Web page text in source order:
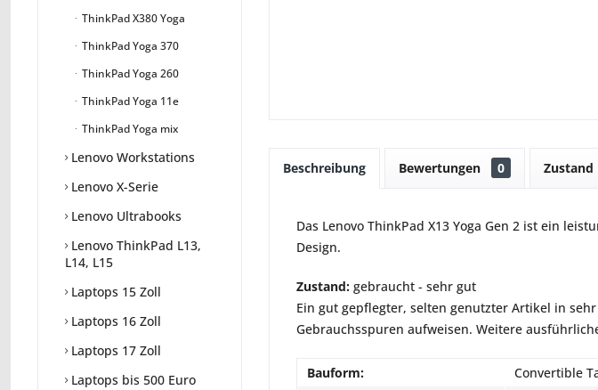
ThinkPad X380 Yoga
ThinkPad Yoga 370
ThinkPad Yoga 260
ThinkPad Yoga 11e
ThinkPad Yoga mix
Lenovo Workstations
Lenovo X-Serie
Lenovo Ultrabooks
Lenovo ThinkPad L13,
L14, L15
Laptops 15 Zoll
Laptops 16 Zoll
Laptops 17 Zoll
Laptops bis 500 Euro
Beschreibung Bewertungen 0 Zustand
Das Lenovo ThinkPad X13 Yoga Gen 2 ist ein
Design.
Zustand: gebraucht - sehr gut
Ein gut gepflegter, selten genutzter Artikel in
Gebrauchsspuren aufweisen. Weitere
Bauform:
Convertible